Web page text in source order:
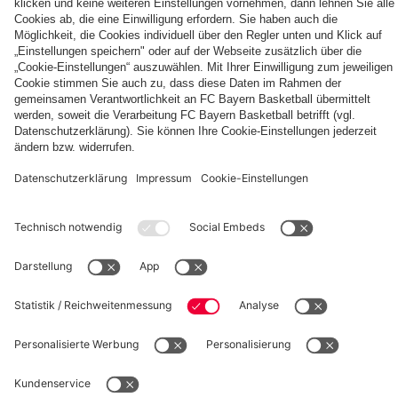
für
ein
Basketball-
Leistungszentrum
gegen
Bamberg
und
Berlin
vs.
Bamberg
US-
Forward
Norris
zu
den
Bayern
am
2.
Oktober
vs.
Partizan
overperformen“
©
FC Bayern München Basketball GmbH
Kinder- und Jugendschutz
Hinweisgebersystem Kontakt Cookie-Einstellungen